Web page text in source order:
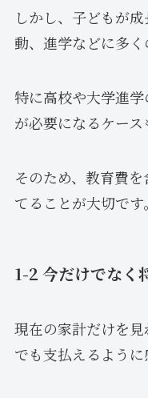
しかし、子どもが
動、進学などに多く
特に高校や大学進
が必要になるケース
そのため、教育費
てることが大切です。
1-2 今だけでなく
現在の家計だけを
でも支払えるように